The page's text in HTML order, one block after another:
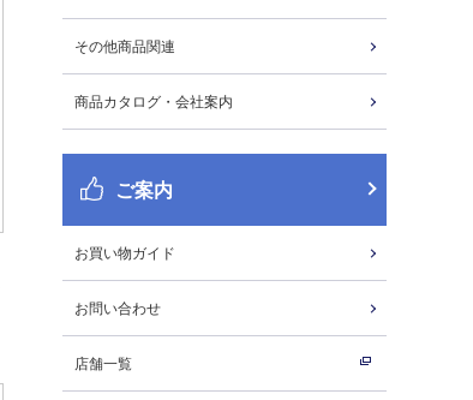
その他商品関連
商品カタログ・会社案内
ご案内
お買い物ガイド
お問い合わせ
店舗一覧